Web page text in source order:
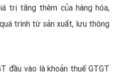
trị tăng thêm của hàng hóa,
trình từ sản xuất, lưu thông
đầu vào là khoản thuế GTGT